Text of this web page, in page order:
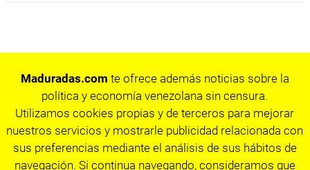
Maduradas.com te ofrece además noticias sobre la
política y economía venezolana sin censura.
Utilizamos cookies propias y de terceros para mejorar
nuestros servicios y mostrarle publicidad relacionada con
sus preferencias mediante el análisis de sus hábitos de
navegación. Si continua navegando, consideramos que